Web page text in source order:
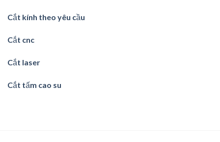
Cắt kính theo yêu cầu
Cắt cnc
Cắt laser
Cắt tấm cao su